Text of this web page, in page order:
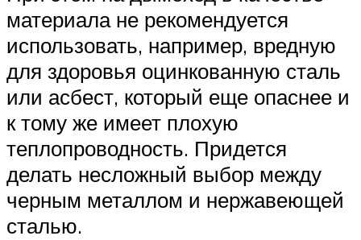
материала не рекомендуется
использовать, например, вредную
для здоровья оцинкованную сталь
или асбест, который еще опаснее и
к тому же имеет плохую
теплопроводность. Придется
делать несложный выбор между
черным металлом и нержавеющей
сталью.